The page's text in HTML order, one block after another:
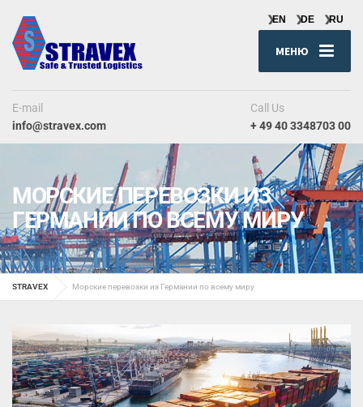
МЕНЮ
E-mail
info@stravex.com
Call Us
+ 49 40 3348703 00
МОРСКИЕ ПЕРЕВОЗКИ ИЗ
ГЕРМАНИИ ПО ВСЕМУ МИРУ
STRAVEX Морские перевозки из Германии по всему миру